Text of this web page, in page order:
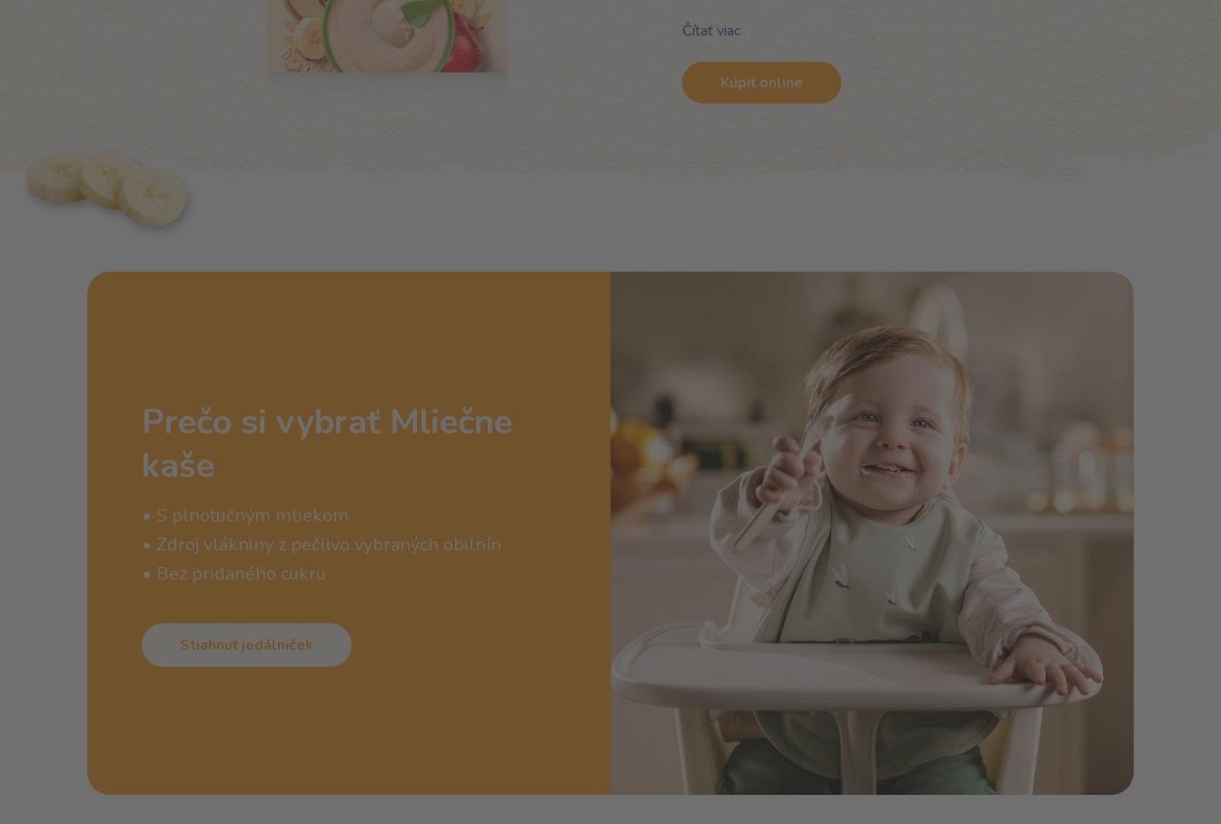
Čítať viac
Kúpiť online
Prečo si vybrať Mliečne
kaše
• S plnotučným mliekom
• Zdroj vlákniny z pečlivo vybraných obilnín
• Bez pridaného cukru
Stiahnuť jedálniček